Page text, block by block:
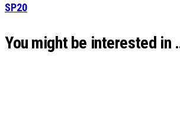
SP20
You might be interested in